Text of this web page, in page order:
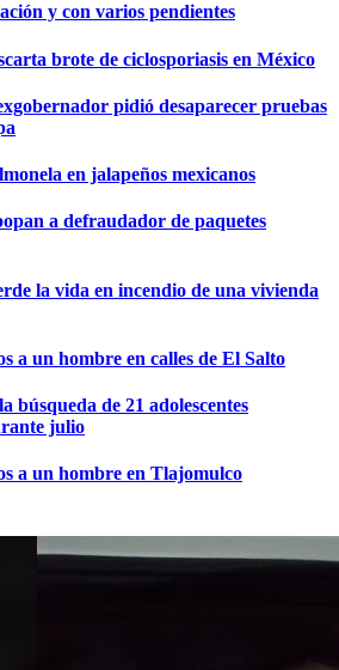
y con varios pendientes
brote de ciclosporiasis en México
pidió desaparecer pruebas
en jalapeños mexicanos
a defraudador de paquetes
la vida en incendio de una vivienda
a un hombre en calles de El Salto
búsqueda de 21 adolescentes
julio
a un hombre en Tlajomulco